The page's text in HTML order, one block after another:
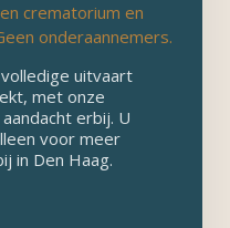
crematorium en
onderaannemers.
uitvaart
met onze
erbij. U
voor meer
in Den Haag.